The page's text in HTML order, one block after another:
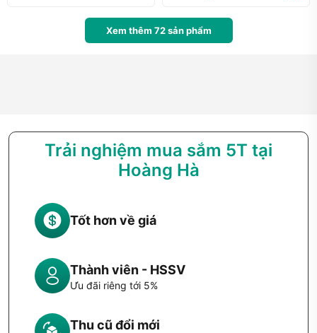
Xem thêm 72sản phẩm
Trải nghiệm mua sắm 5T tại
Hoàng Hà
Tốt hơn về giá
Thành viên - HSSV
Ưu đãi riêng tới 5%
Thu cũ đổi mới